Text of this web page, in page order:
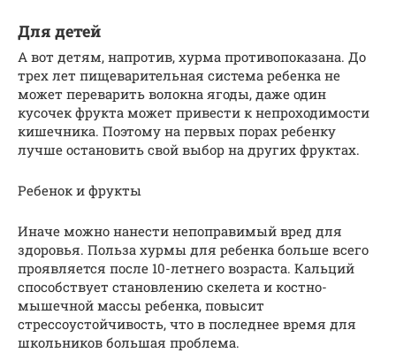
Для детей
А вот детям, напротив, хурма противопоказана. До
трех лет пищеварительная система ребенка не
может переварить волокна ягоды, даже один
кусочек фрукта может привести к непроходимости
кишечника. Поэтому на первых порах ребенку
лучше остановить свой выбор на других фруктах.
Ребенок и фрукты
Иначе можно нанести непоправимый вред для
здоровья. Польза хурмы для ребенка больше всего
проявляется после 10-летнего возраста. Кальций
способствует становлению скелета и костно-
мышечной массы ребенка, повысит
стрессоустойчивость, что в последнее время для
школьников большая проблема.